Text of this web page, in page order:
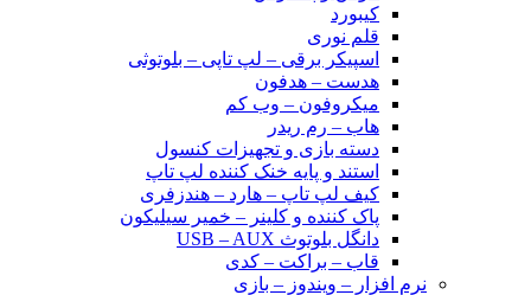
کیبورد
قلم نوری
اسپیکر برقی – لپ تاپی – بلوتوثی
هدست – هدفون
میکروفون – وب کم
هاب – رم ریدر
دسته بازی و تجهیزات کنسول
استند و پایه خنک کننده لپ تاپ
کیف لپ تاپ – هارد – هندزفری
پاک کننده و کلینر – خمیر سیلیکون
دانگل بلوتوث USB – AUX
قاب – براکت – کدی
نرم افزار – ویندوز – بازی